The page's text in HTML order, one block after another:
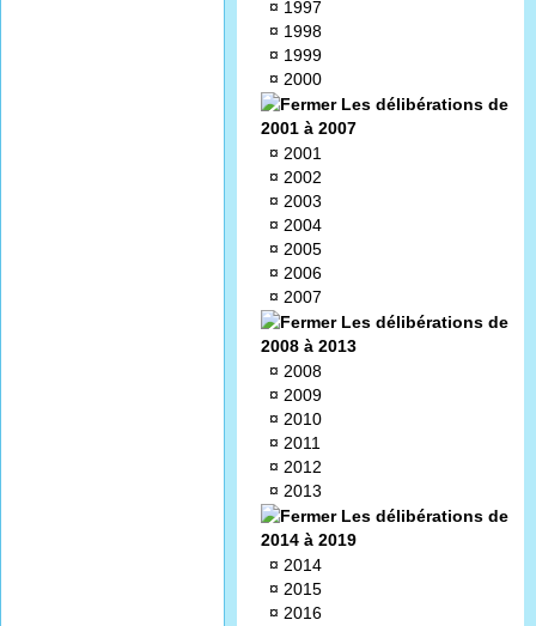
¤ 1997
¤ 1998
¤ 1999
¤ 2000
Les délibérations de
2001 à 2007
¤ 2001
¤ 2002
¤ 2003
¤ 2004
¤ 2005
¤ 2006
¤ 2007
Les délibérations de
2008 à 2013
¤ 2008
¤ 2009
¤ 2010
¤ 2011
¤ 2012
¤ 2013
Les délibérations de
2014 à 2019
¤ 2014
¤ 2015
¤ 2016